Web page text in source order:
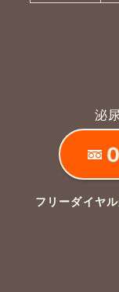
泌
フリーダイヤ